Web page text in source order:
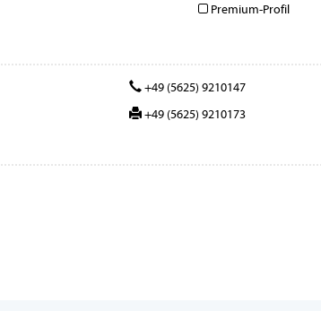
Premium-Profil
+49 (5625) 9210147
+49 (5625) 9210173